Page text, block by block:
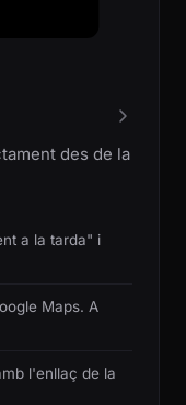
des de la
a la tarda" i
Maps. A
l'enllaç de la